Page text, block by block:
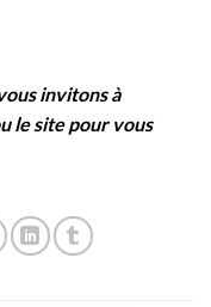
invitons à
le site pour vous